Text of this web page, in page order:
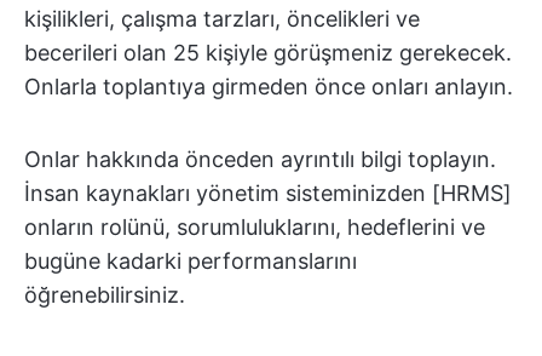
kişilikleri, çalışma tarzları, öncelikleri ve
becerileri olan 25 kişiyle görüşmeniz gerekecek.
Onlarla toplantıya girmeden önce onları anlayın.
Onlar hakkında önceden ayrıntılı bilgi toplayın.
İnsan kaynakları yönetim sisteminizden [HRMS]
onların rolünü, sorumluluklarını, hedeflerini ve
bugüne kadarki performanslarını
öğrenebilirsiniz.